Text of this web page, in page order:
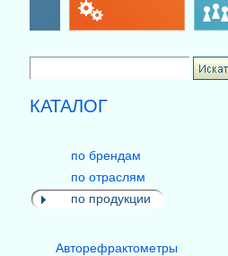
КАТАЛОГ
по брендам
по отраслям
по продукции
Авторефрактометры